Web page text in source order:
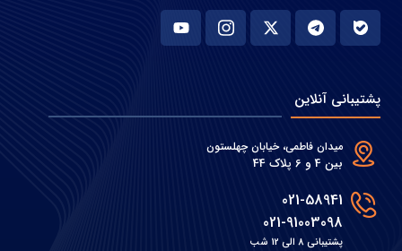
پشتیبانی آنلاین
میدان فاطمی، خیابان چهلستون
بین 4 و 6 پلاک 44
021-58941
021-91003098
پشتیبانی 8 الی 12 شب